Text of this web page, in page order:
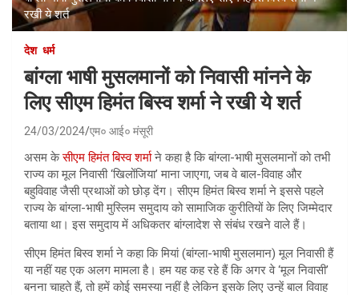
रखी ये शर्त
देश धर्म
बांग्ला भाषी मुसलमानों को निवासी मांनने के
लिए सीएम हिमंत बिस्व शर्मा ने रखी ये शर्त
24/03/2024 एम० आई० मंसूरी
असम केसीएम हिमंत बिस्व शर्माने कहा है कि बांग्ला-भाषी मुसलमानों को तभी
राज्य का मूल निवासी ‘खिलोंजिया’ माना जाएगा, जब वे बाल-विवाह और
बहुविवाह जैसी प्रथाओं को छोड़ देंग। सीएम हिमंत बिस्व शर्मा ने इससे पहले
राज्य के बांग्ला-भाषी मुस्लिम समुदाय को सामाजिक कुरीतियों के लिए जिम्मेदार
बताया था। इस समुदाय में अधिकतर बांग्लादेश से संबंध रखने वाले हैं।
सीएम हिमंत बिस्व शर्मा ने कहा कि मियां (बांग्ला-भाषी मुसलमान) मूल निवासी हैं
या नहीं यह एक अलग मामला है। हम यह कह रहे हैं कि अगर वे ‘मूल निवासी’
बनना चाहते हैं, तो हमें कोई समस्या नहीं है लेकिन इसके लिए उन्हें बाल विवाह